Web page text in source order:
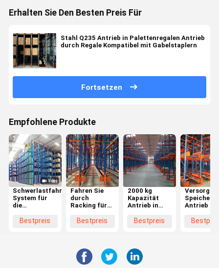
Erhalten Sie Den Besten Preis Für
Stahl Q235 Antrieb in Palettenregalen Antrieb
durch Regale Kompatibel mit Gabelstaplern
Fortsetzen
Empfohlene Produkte
Schwerlastfahrzeug-
System für
die
von Paletten
Bestpreis
Fahren Sie
durch
Racking für
Volumenlager
Bestpreis
2000 kg
Kapazität
Antrieb in
Palettenregal
Bestpreis
Antrieb in
Regal